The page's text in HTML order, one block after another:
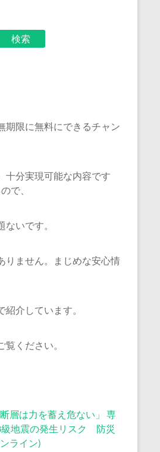
検索
期限に無料にできるチャン
十分実現可能な内容です
で、
いです。
りません。まじめな安心情
介しています。
覧ください。
層は力を蓄え危ない」 専
地震の発生リスク 防災
ライン)